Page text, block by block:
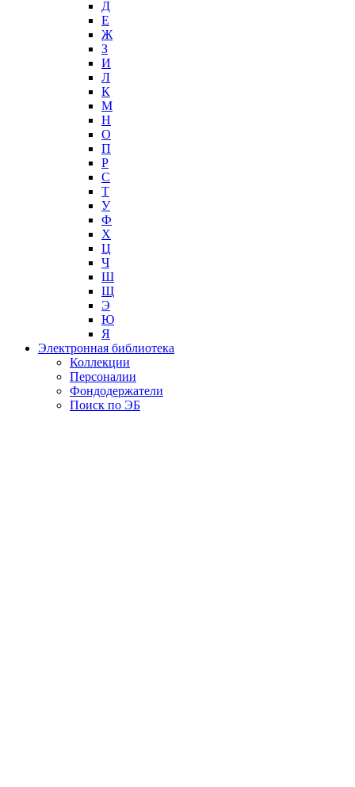
Д
Е
Ж
З
И
Л
К
М
Н
О
П
Р
С
Т
У
Ф
Х
Ц
Ч
Ш
Щ
Э
Ю
Я
Электронная библиотека
Коллекции
Персоналии
Фондодержатели
Поиск по ЭБ